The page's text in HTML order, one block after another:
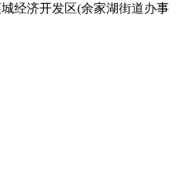
经济开发区(余家湖街道办事